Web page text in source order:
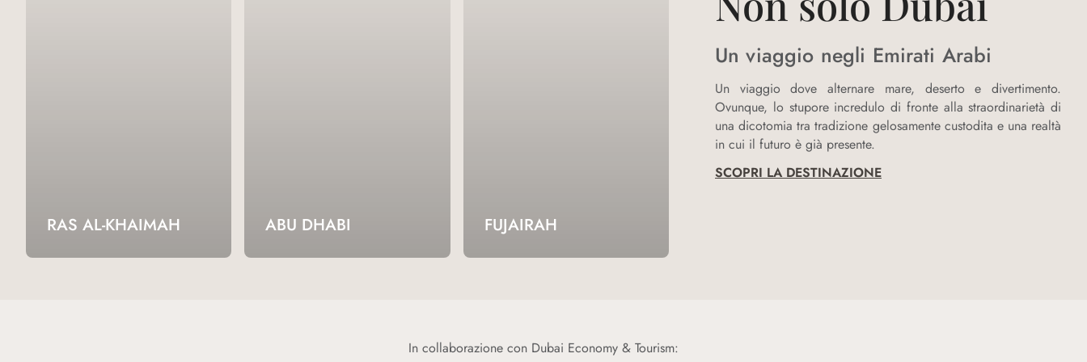
RAS AL-KHAIMAH ABU DHABI FUJAIRAH
Un viaggio negli Emirati Arabi
Un viaggio dove alternare mare, deserto e divertimento.
Ovunque, lo stupore incredulo di fronte alla straordinarietà di
una dicotomia tra tradizione gelosamente custodita e una realtà
in cui il futuro è già presente.
SCOPRI LA DESTINAZIONE
In collaborazione con Dubai Economy & Tourism: